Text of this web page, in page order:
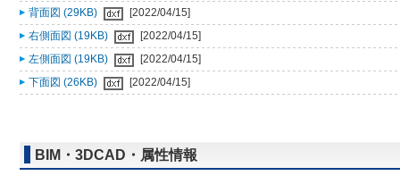
背面図 (29KB)
[2022/04/15]
右側面図 (19KB)
[2022/04/15]
左側面図 (19KB)
[2022/04/15]
下面図 (26KB)
[2022/04/15]
BIM・3DCAD・属性情報